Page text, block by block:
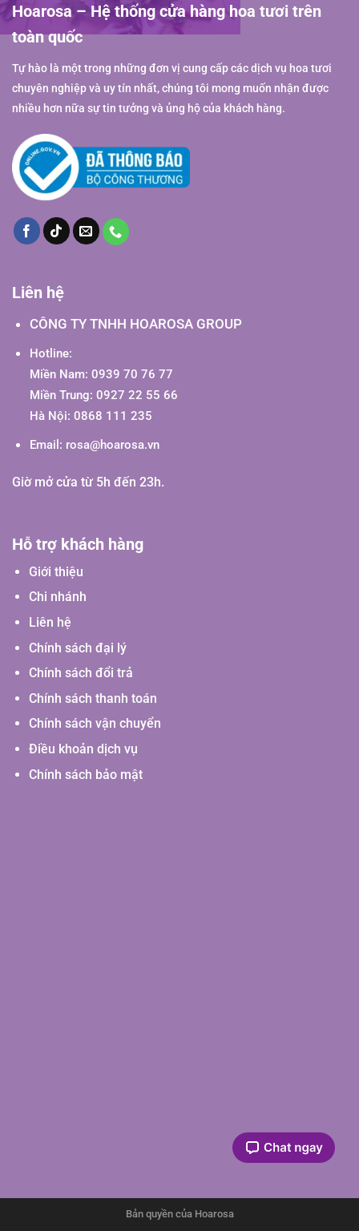
Hoarosa – Hệ thống cửa hàng hoa tươi trên
toàn quốc
Tự hào là một trong những đơn vị cung cấp các dịch vụ hoa tươi
chuyên nghiệp và uy tín nhất, chúng tôi mong muốn nhận được
nhiều hơn nữa sự tin tưởng và ủng hộ của khách hàng.
Liên hệ
CÔNG TY TNHH HOAROSA GROUP
Hotline:
Miền Nam: 0939 70 76 77
Miền Trung: 0927 22 55 66
Hà Nội: 0868 111 235
Email: rosa@hoarosa.vn
Giờ mở cửa từ 5h đến 23h.
Hỗ trợ khách hàng
Giới thiệu
Chi nhánh
Liên hệ
Chính sách đại lý
Chính sách đổi trả
Chính sách thanh toán
Chính sách vận chuyển
Điều khoản dịch vụ
Chính sách bảo mật
Bản quyền của Hoarosa